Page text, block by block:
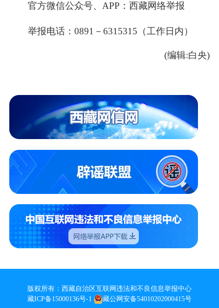
官方微信公众号、APP ：西藏网络举报
举报电话：0891－6315315 （工作日内 ）
(编辑:白央)
版权所有：西藏自治区互联网违法和不良信息举报中心
藏ICP备15000136号-1
藏公网安备54010202000415号